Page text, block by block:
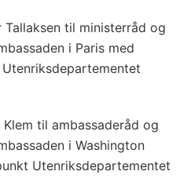
til ministerråd og
i Paris med
til ambassaderåd og
i Washington
Utenriksdepartementet